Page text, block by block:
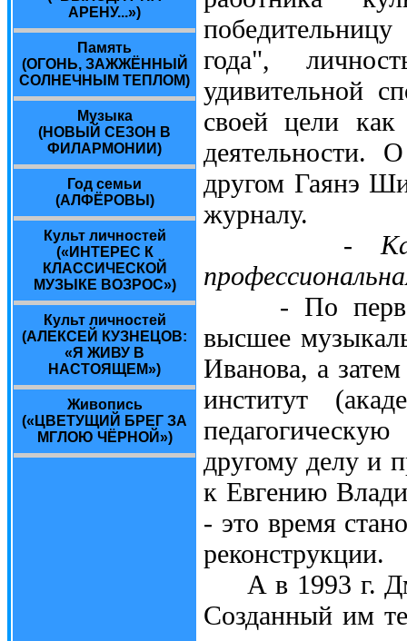
АРЕНУ...»)
Память
(ОГОНЬ, ЗАЖЖЁННЫЙ
СОЛНЕЧНЫМ ТЕПЛОМ)
Музыка
(НОВЫЙ СЕЗОН В
ФИЛАРМОНИИ)
Год семьи
(АЛФЁРОВЫ)
Культ личностей
(«ИНТЕРЕС К
КЛАССИЧЕСКОЙ
МУЗЫКЕ ВОЗРОС»)
Культ личностей
(АЛЕКСЕЙ КУЗНЕЦОВ:
«Я ЖИВУ В
НАСТОЯЩЕМ»)
Живопись
(«ЦВЕТУЩИЙ БРЕГ ЗА
МГЛОЮ ЧЁРНОЙ»)
года",
удивительной
своей цели
деятельности.
другом Гаянэ
журналу.
- Как
- По первой
высшее
Иванова, а
институт
другому делу и
к Евгению
- это время
реконструкции.
А в 1993 г.
Созданный им